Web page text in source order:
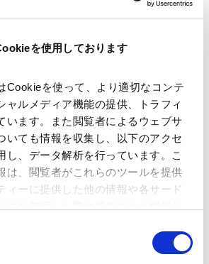
を使用しております
Cookieを使って、より適切なコンテ
ャルメディア機能の提供、トラフィ
います。また閲覧者によるウェブサ
いても情報を収集し、以下のアクセ
し、データ解析を行っています。こ
は、閲覧者がこれらのツールを提供
ィーに提供した他の情報や各サード
for an M&A transaction
セミナー「カーボン・クレジット取
情－脱炭素（カーボンネットゼロ）
（リアル開催・オンライン配信）